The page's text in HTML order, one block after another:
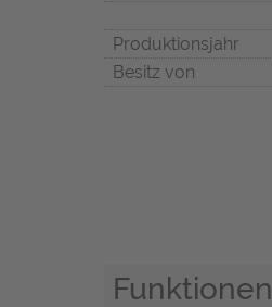
Produktionsjahr
Besitz von
Funktionen